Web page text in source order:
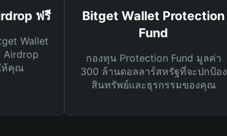
ฟรี
Wallet
Airdrop
ห้คุณ
Bitget Wallet Protection
Fund
กองทุน Protection Fund มูลค่า
300 ล้านดอลลาร์สหรัฐที่จะปกป้อง
สินทรัพย์และธุรกรรมของคุณ